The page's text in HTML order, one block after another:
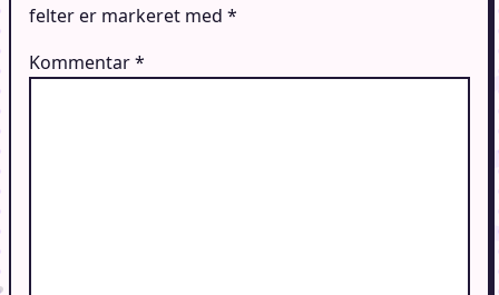
felter er markeret med *
Kommentar*